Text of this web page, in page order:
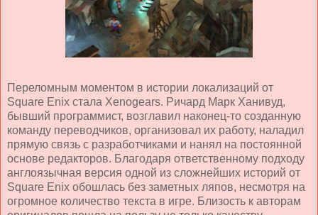
Переломным моментом в истории локализаций от
Square Enix стала Xenogears. Ричард Марк Ханивуд,
бывший программист, возглавил наконец-то созданную
команду переводчиков, организовал их работу, наладил
прямую связь с разработчиками и нанял на постоянной
основе редакторов. Благодаря ответственному подходу
англоязычная версия одной из сложнейших историй от
Square Enix обошлась без заметных ляпов, несмотря на
огромное количество текста в игре. Близость к авторам